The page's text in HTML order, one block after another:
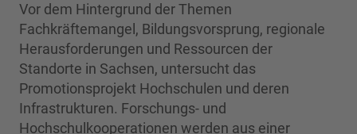
Vor dem Hintergrund der Themen
Fachkräftemangel, Bildungsvorsprung, regionale
Herausforderungen und Ressourcen der
Standorte in Sachsen, untersucht das
Promotionsprojekt Hochschulen und deren
Infrastrukturen. Forschungs- und
Hochschulkooperationen werden aus einer